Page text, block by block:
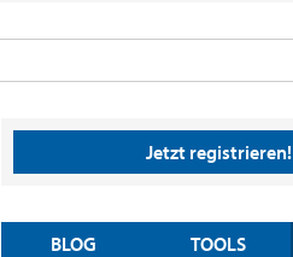
Jetzt registrieren!
BLOG TOOLS